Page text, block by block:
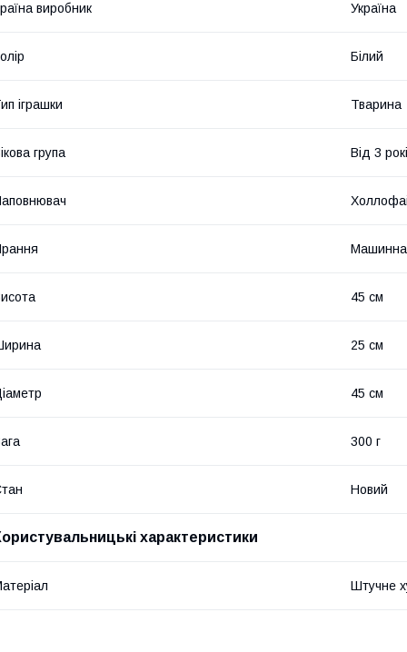
виробник Україна
Білий
іграшки Тварина
група Від 3
45 см
25 см
45 см
300 г
Новий
характеристики
Штучне